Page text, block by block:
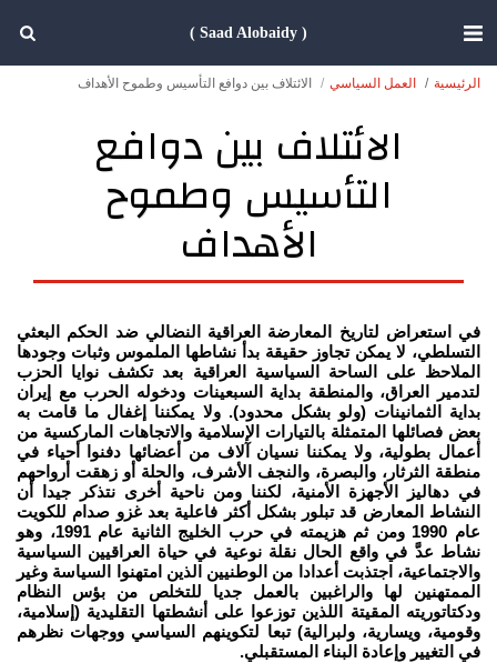
( Saad Alobaidy )
الرئيسية العمل السياسي الائتلاف بين دوافع التأسيس وطموح الأهداف
الائتلاف بين دوافع
التأسيس وطموح
الأهداف
في استعراض لتاريخ المعارضة العراقية النضالي ضد الحكم البعثي
التسلطي، لا يمكن تجاوز حقيقة بدأ نشاطها الملموس وثبات وجودها
الملاحظ على الساحة السياسية العراقية بعد تكشف نوايا الحزب
لتدمير العراق، والمنطقة بداية السبعينات ودخوله الحرب مع إيران
بداية الثمانينات (ولو بشكل محدود). ولا يمكننا إغفال ما قامت به
بعض فصائلها المتمثلة بالتيارات الإسلامية والاتجاهات الماركسية من
أعمال بطولية، ولا يمكننا نسيان آلاف من أعضائها دفنوا أحياء في
منطقة الثرثار، والبصرة، والنجف الأشرف، والحلة أو زهقت أرواحهم
في دهاليز الأجهزة الأمنية، لكننا ومن ناحية أخرى نتذكر جيدا أن
النشاط المعارض قد تبلور بشكل أكثر فاعلية بعد غزو صدام للكويت
عام 1990 ومن ثم هزيمته في حرب الخليج الثانية عام 1991، وهو
نشاط عدَّ في واقع الحال نقلة نوعية في حياة العراقيين السياسية
والاجتماعية، اجتذبت أعدادا من الوطنيين الذين امتهنوا السياسة وغير
الممتهنين لها والراغبين بالعمل جديا للتخلص من بؤس النظام
ودكتاتوريته المقيتة اللذين توزعوا على أنشطتها التقليدية (إسلامية،
وقومية، ويسارية، ولبرالية) تبعا لتكوينهم السياسي ووجهات نظرهم
في التغيير وإعادة البناء المستقبلي.